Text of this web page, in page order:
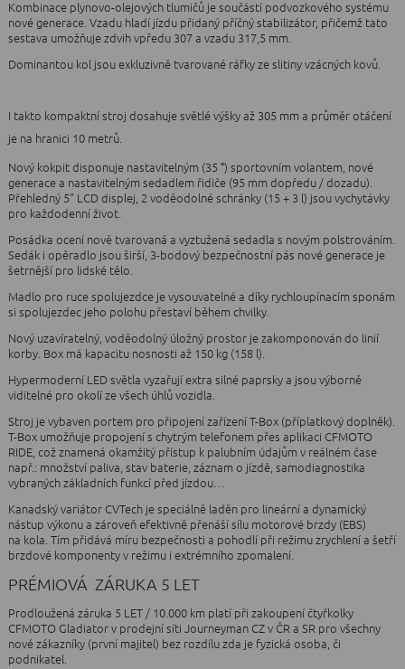
Kombinace plynovo-olejových tlumičů je součástí podvozkového systému
nové generace. Vzadu hladí jízdu přidaný příčný stabilizátor, přičemž tato
sestava umožňuje zdvih vpředu 307 a vzadu 317,5 mm.
Dominantou kol jsou exkluzivně tvarované ráfky ze slitiny vzácných kovů.
I takto kompaktní stroj dosahuje světlé výšky až 305 mm a průměr otáčení
je na hranici 10 metrů.
Nový kokpit disponuje nastavitelným (35 °) sportovním volantem, nové
generace a nastavitelným sedadlem řidiče (95 mm dopředu / dozadu).
Přehledný 5” LCD displej, 2 voděodolné schránky (15 + 3 l) jsou vychytávky
pro každodenní život.
Posádka ocení nově tvarovaná a vyztužená sedadla s novým polstrováním.
Sedák i opěradlo jsou širší, 3-bodový bezpečnostní pás nové generace je
šetrnější pro lidské tělo.
Madlo pro ruce spolujezdce je vysouvatelné a díky rychloupínacím sponám
si spolujezdec jeho polohu přestaví během chvilky.
Nový uzavíratelný, voděodolný úložný prostor je zakomponován do linií
korby. Box má kapacitu nosnosti až 150 kg (158 l).
Hypermoderní LED světla vyzařují extra silné paprsky a jsou výborně
viditelné pro okolí ze všech úhlů vozidla.
Stroj je vybaven portem pro připojení zařízení T-Box (příplatkový doplněk).
T-Box umožňuje propojení s chytrým telefonem přes aplikaci CFMOTO
RIDE, což znamená okamžitý přístup k palubním údajům v reálném čase
např.: množství paliva, stav baterie, záznam o jízdě, samodiagnostika
vybraných základních funkcí před jízdou…
Kanadský variátor CVTech je speciálně laděn pro lineární a dynamický
nástup výkonu a zároveň efektivně přenáší sílu motorové brzdy (EBS)
na kola. Tím přidává míru bezpečnosti a pohodlí při režimu zrychlení a šetří
brzdové komponenty v režimu i extrémního zpomalení.
PRÉMIOVÁ ZÁRUKA 5 LET
Prodloužená záruka 5 LET / 10.000 km platí při zakoupení čtyřkolky
CFMOTO Gladiator v prodejní síti Journeyman CZ v ČR a SR pro všechny
nové zákazníky (první majitel) bez rozdílu zda je fyzická osoba, či
podnikatel.